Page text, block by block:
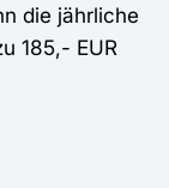
die jährliche
185,- EUR